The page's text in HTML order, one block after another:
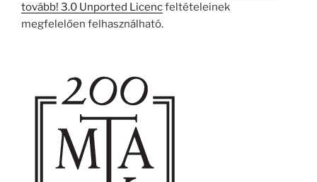
tovább! 3.0 Unported Licencfeltételeinek
megfelelően felhasználható.